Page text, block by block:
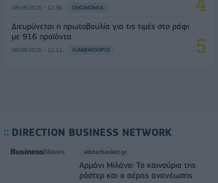
08/08/2026 - 12:36 ΟΙΚΟΝΟΜΙΑ
Διευρύνεται η πρωτοβουλία για τις τιμές στο ράφι
με 916 προϊόντα
08/08/2026 - 12:12 ΛΙΑΝΕΜΠΟΡΙΟ
DIRECTION BUSINESS NETWORK
allstarbasket.gr
Αρμάνι Μιλάνο: Το καινούριο της
ρόστερ και ο αέρας ανανέωσης